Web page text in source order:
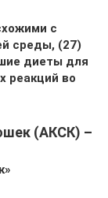
с
среды, (27)
диеты для
реакций во
(АКСК) –